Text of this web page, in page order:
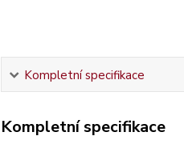
Kompletní specifikace
Kompletní specifikace